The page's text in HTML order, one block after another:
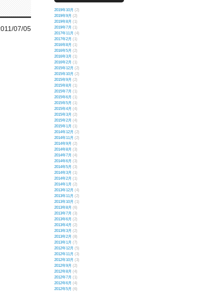
07/05
2019年10月 (2)
2019年9月 (2)
2019年8月 (1)
2019年7月 (1)
2017年11月 (4)
2017年2月 (1)
2016年8月 (1)
2016年5月 (2)
2016年3月 (1)
2016年2月 (1)
2015年12月 (2)
2015年10月 (2)
2015年9月 (2)
2015年8月 (1)
2015年7月 (1)
2015年6月 (1)
2015年5月 (1)
2015年4月 (4)
2015年3月 (2)
2015年2月 (4)
2015年1月 (1)
2014年12月 (2)
2014年11月 (2)
2014年9月 (2)
2014年8月 (3)
2014年7月 (4)
2014年6月 (3)
2014年5月 (3)
2014年3月 (1)
2014年2月 (1)
2014年1月 (2)
2013年12月 (4)
2013年11月 (2)
2013年10月 (1)
2013年8月 (6)
2013年7月 (3)
2013年6月 (2)
2013年4月 (2)
2013年3月 (2)
2013年2月 (8)
2013年1月 (7)
2012年12月 (5)
2012年11月 (3)
2012年10月 (3)
2012年9月 (2)
2012年8月 (4)
2012年7月 (1)
2012年6月 (4)
2012年5月 (6)